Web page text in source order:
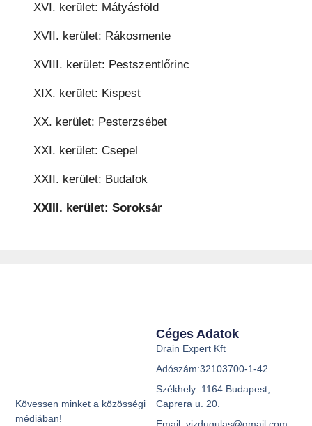
XVI. kerület: Mátyásföld
XVII. kerület: Rákosmente
XVIII. kerület: Pestszentlőrinc
XIX. kerület: Kispest
XX. kerület: Pesterzsébet
XXI. kerület: Csepel
XXII. kerület: Budafok
XXIII. kerület: Soroksár
Kövessen minket a közösségi
médiában!
Céges Adatok
Drain Expert Kft
Adószám:32103700-1-42
Székhely: 1164 Budapest,
Caprera u. 20.
Email: vizdugulas@gmail.com